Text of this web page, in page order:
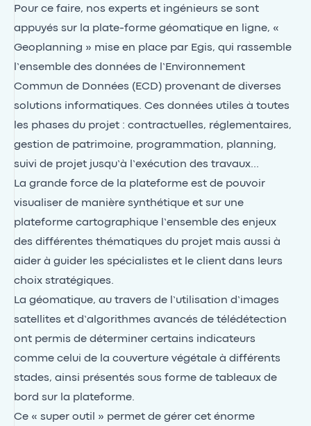
Pour ce faire, nos experts et ingénieurs se sont
appuyés sur la plate-forme géomatique en ligne, «
Geoplanning » mise en place par Egis, qui rassemble
l’ensemble des données de l’Environnement
Commun de Données (ECD) provenant de diverses
solutions informatiques. Ces données utiles à toutes
les phases du projet : contractuelles, réglementaires,
gestion de patrimoine, programmation, planning,
suivi de projet jusqu’à l’exécution des travaux…
La grande force de la plateforme est de pouvoir
visualiser de manière synthétique et sur une
plateforme cartographique l’ensemble des enjeux
des différentes thématiques du projet mais aussi à
aider à guider les spécialistes et le client dans leurs
choix stratégiques.
La géomatique, au travers de l’utilisation d’images
satellites et d’algorithmes avancés de télédétection
ont permis de déterminer certains indicateurs
comme celui de la couverture végétale à différents
stades, ainsi présentés sous forme de tableaux de
bord sur la plateforme.
Ce « super outil » permet de gérer cet énorme